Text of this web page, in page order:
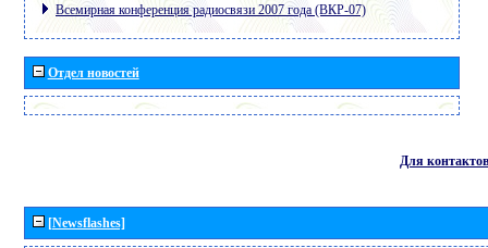
Всемирная конференция радиосвязи 2007 года (ВКР-07)
Отдел новостей
Для контактов
[Newsflashes]